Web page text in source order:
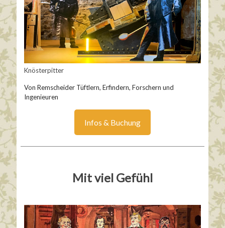
Knösterpitter
Von Remscheider Tüftlern, Erfindern, Forschern und
Ingenieuren
Infos & Buchung
Mit viel Gefühl